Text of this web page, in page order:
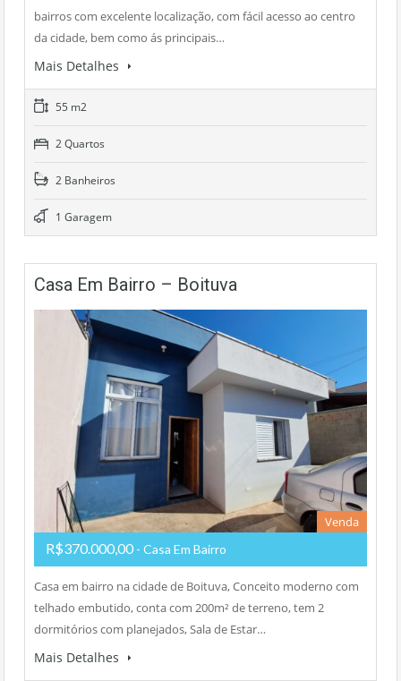
bairros com excelente localização, com fácil acesso ao centro
da cidade, bem como ás principais…
Mais Detalhes
55 m2
2 Quartos
2 Banheiros
1 Garagem
Casa Em Bairro – Boituva
Venda
R$370.000,00 - Casa Em Bairro
Casa em bairro na cidade de Boituva, Conceito moderno com
telhado embutido, conta com 200m² de terreno, tem 2
dormitórios com planejados, Sala de Estar…
Mais Detalhes